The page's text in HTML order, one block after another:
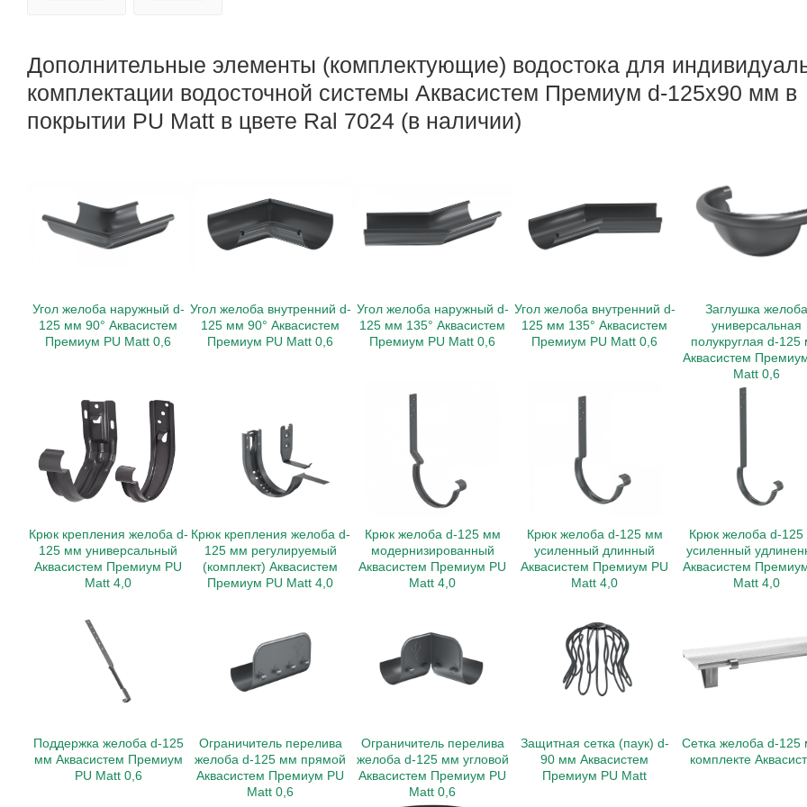
Дополнительные элементы (комплектующие) водостока для
комплектации водосточной системы Аквасистем Премиум d-125x90 мм в
покрытии PU Matt в цвете Ral 7024 (в наличии)
Угол желоба наружный d-
125 мм 90° Аквасистем
Премиум PU Matt 0,6
Угол желоба внутренний d-
125 мм 90° Аквасистем
Премиум PU Matt 0,6
Угол желоба наружный d-
125 мм 135° Аквасистем
Премиум PU Matt 0,6
Угол желоба внутренний d-
125 мм 135° Аквасистем
Премиум PU Matt 0,6
Заглушка желоба
универсальная
полукруглая d-125
Аквасистем
Matt 0,6
Крюк крепления желоба d-
125 мм универсальный
Аквасистем Премиум PU
Matt 4,0
Крюк крепления желоба d-
125 мм регулируемый
(комплект) Аквасистем
Премиум PU Matt 4,0
Крюк желоба d-125 мм
модернизированный
Аквасистем Премиум PU
Matt 4,0
Крюк желоба d-125 мм
усиленный длинный
Аквасистем Премиум PU
Matt 4,0
Крюк желоба d-
усиленный
Аквасистем
Matt 4,0
Поддержка желоба d-125
мм Аквасистем Премиум
PU Matt 0,6
Ограничитель перелива
желоба d-125 мм прямой
Аквасистем Премиум PU
Matt 0,6
Ограничитель перелива
желоба d-125 мм угловой
Аквасистем Премиум PU
Matt 0,6
Защитная сетка (паук) d-
90 мм Аквасистем
Премиум PU Matt
Сетка желоба d-125
комплекте